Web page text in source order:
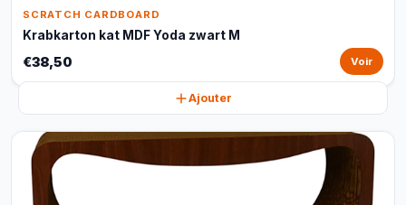
SCRATCH CARDBOARD
Krabkarton kat MDF Yoda zwart M
€38,50 Voir
Ajouter